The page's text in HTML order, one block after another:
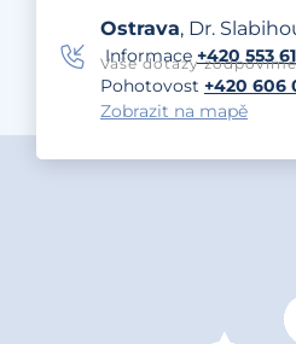
Ostrava, Dr.
Informace +420 553
Vaše dotazy
Pohotovost +420 606
Zobrazit na mapě